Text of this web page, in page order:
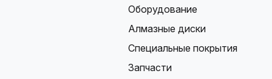
Оборудование
Алмазные диски
Специальные покрытия
Запчасти